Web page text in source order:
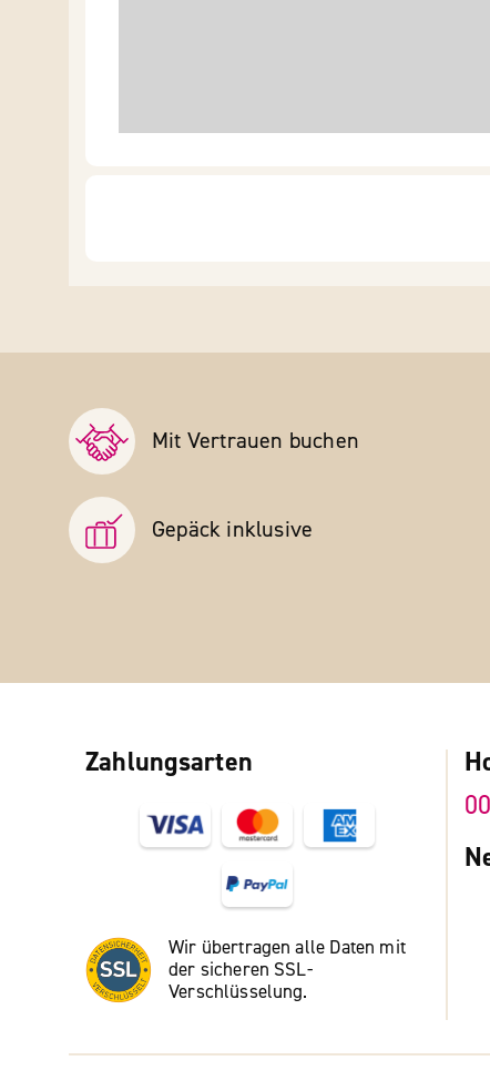
Mit Vertrauen buchen
Gepäck inklusive
Zahlungsarten
Wir übertragen alle Daten mit
der sicheren SSL-
Verschlüsselung.